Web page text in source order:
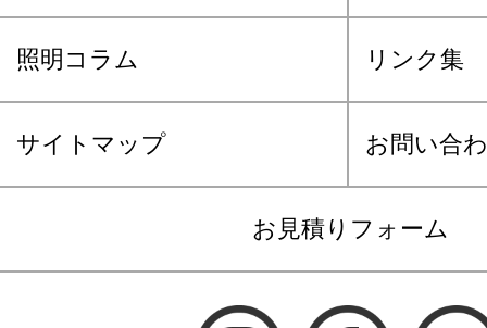
照明コラム リンク集
サイトマップ お問い合
お見積りフォーム